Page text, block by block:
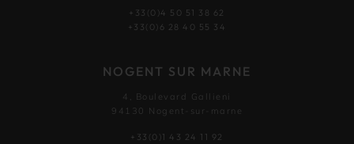
+33(0)4 50 51 38 62
+33(0)6 28 40 55 34
NOGENT SUR MARNE
4, Boulevard Gallieni
94130 Nogent-sur-marne
+33(0)1 43 24 11 92